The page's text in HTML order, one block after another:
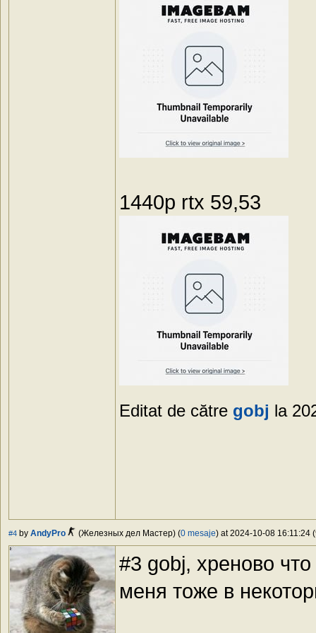
1440p rtx 59,53
Editat de către gobj la
#4 by AndyPro (Железных дел Мастер) (0 mesaje) at 2024-10-08 16:11:24
#3 gobj, хреново
меня тоже в